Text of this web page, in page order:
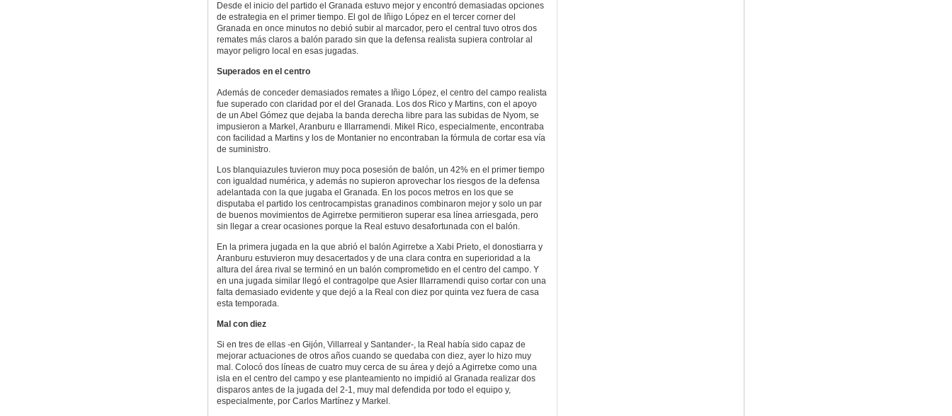
Desde el inicio del partido el Granada estuvo mejor y encontró demasiadas opciones
de estrategia en el primer tiempo. El gol de Iñigo López en el tercer corner del
Granada en once minutos no debió subir al marcador, pero el central tuvo otros dos
remates más claros a balón parado sin que la defensa realista supiera controlar al
mayor peligro local en esas jugadas.
Superados en el centro
Además de conceder demasiados remates a Iñigo López, el centro del campo realista
fue superado con claridad por el del Granada. Los dos Rico y Martins, con el apoyo
de un Abel Gómez que dejaba la banda derecha libre para las subidas de Nyom, se
impusieron a Markel, Aranburu e Illarramendi. Mikel Rico, especialmente, encontraba
con facilidad a Martins y los de Montanier no encontraban la fórmula de cortar esa vía
de suministro.
Los blanquiazules tuvieron muy poca posesión de balón, un 42% en el primer tiempo
con igualdad numérica, y además no supieron aprovechar los riesgos de la defensa
adelantada con la que jugaba el Granada. En los pocos metros en los que se
disputaba el partido los centrocampistas granadinos combinaron mejor y solo un par
de buenos movimientos de Agirretxe permitieron superar esa línea arriesgada, pero
sin llegar a crear ocasiones porque la Real estuvo desafortunada con el balón.
En la primera jugada en la que abrió el balón Agirretxe a Xabi Prieto, el donostiarra y
Aranburu estuvieron muy desacertados y de una clara contra en superioridad a la
altura del área rival se terminó en un balón comprometido en el centro del campo. Y
en una jugada similar llegó el contragolpe que Asier Illarramendi quiso cortar con una
falta demasiado evidente y que dejó a la Real con diez por quinta vez fuera de casa
esta temporada.
Mal con diez
Si en tres de ellas -en Gijón, Villarreal y Santander-, la Real había sido capaz de
mejorar actuaciones de otros años cuando se quedaba con diez, ayer lo hizo muy
mal. Colocó dos líneas de cuatro muy cerca de su área y dejó a Agirretxe como una
isla en el centro del campo y ese planteamiento no impidió al Granada realizar dos
disparos antes de la jugada del 2-1, muy mal defendida por todo el equipo y,
especialmente, por Carlos Martínez y Markel.